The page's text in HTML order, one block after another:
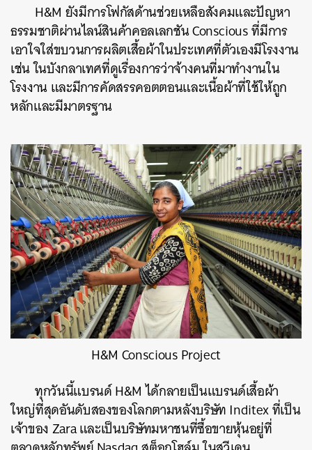
H&M ยังมีการโฟกัสด้านช่วยเหลือสังคมและปัญหา
ธรรมชาติผ่านไลน์สินค้าคอลเลกชัน Conscious ที่มีการ
เอาใจใส่ขบวนการผลิตเสื้อผ้าในประเทศที่ตัวเองมีโรงงาน
เช่น ในบังกลาเทศที่ดูเรื่องการว่าจ้างคนที่มาทำงานใน
โรงงาน และมีการคัดสรรคอตตอนและเนื้อผ้าที่ใช้ให้ถูก
หลักและมีมาตรฐาน
H&M Conscious Project
ทุกวันนี้แบรนด์ H&M ได้กลายเป็นแบรนด์เสื้อผ้า
ใหญ่ที่สุดอันดับสองของโลกตามหลังบริษัท Inditex ที่เป็น
เจ้าของ Zara และเป็นบริษัทมหาชนที่ซื้อขายหุ้นอยู่ที่